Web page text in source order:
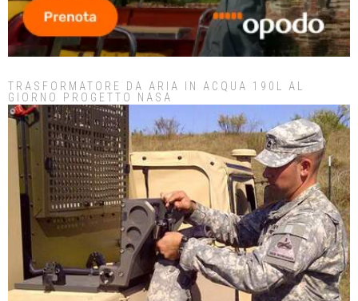
TRASFORMATORE DA ARIA IN ACQUA 190L AL
GIORNO PROGETTO NASA